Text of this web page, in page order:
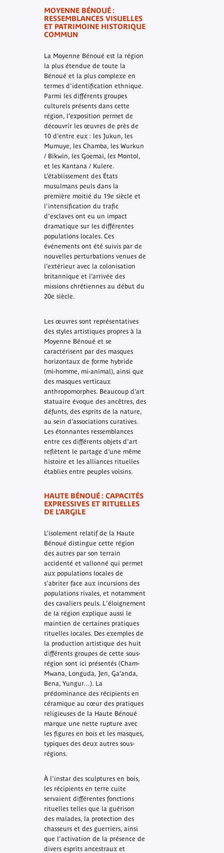
MOYENNE BÉNOUÉ :
RESSEMBLANCES VISUELLES
ET PATRIMOINE HISTORIQUE
COMMUN
La Moyenne Bénoué est la région
la plus étendue de toute la
Bénoué et la plus complexe en
termes d’identification ethnique.
Parmi les différents groupes
culturels présents dans cette
région, l’exposition permet de
découvrir les œuvres de près de
10 d’entre eux : les Jukun, les
Mumuye, les Chamba, les Wurkun
/ Bikwin, les Goemai, les Montol,
et les Kantana / Kulere.
L’établissement des États
musulmans peuls dans la
première moitié du 19e siècle et
l'intensification du trafic
d'esclaves ont eu un impact
dramatique sur les différentes
populations locales. Ces
événements ont été suivis par de
nouvelles perturbations venues de
l’extérieur avec la colonisation
britannique et l’arrivée des
missions chrétiennes au début du
20e siècle.
Les œuvres sont représentatives
des styles artistiques propres à la
Moyenne Bénoué et se
caractérisent par des masques
horizontaux de forme hybride
(mi-homme, mi-animal), ainsi que
des masques verticaux
anthropomorphes. Beaucoup d’art
statuaire évoque des ancêtres, des
défunts, des esprits de la nature,
au sein d’associations curatives.
Les étonnantes ressemblances
entre ces différents objets d'art
reflètent le partage d’une même
histoire et les alliances rituelles
établies entre peuples voisins.
HAUTE BÉNOUÉ : CAPACITÉS
EXPRESSIVES ET RITUELLES
DE L’ARGILE
L’isolement relatif de la Haute
Bénoué distingue cette région
des autres par son terrain
accidenté et vallonné qui permet
aux populations locales de
s'abriter face aux incursions des
populations rivales, et notamment
des cavaliers peuls. L'éloignement
de la région explique aussi le
maintien de certaines pratiques
rituelles locales. Des exemples de
la production artistique des huit
différents groupes de cette sous-
région sont ici présentés (Cham-
Mwana, Longuda, Jen, Ga’anda,
Bena, Yungur…). La
prédominance des récipients en
céramique au cœur des pratiques
religieuses de la Haute Bénoué
marque une nette rupture avec
les figures en bois et les masques,
typiques des deux autres sous-
régions.
À l'instar des sculptures en bois,
les récipients en terre cuite
servaient différentes fonctions
rituelles telles que la guérison
des malades, la protection des
chasseurs et des guerriers, ainsi
que l'activation de la présence de
divers esprits ancestraux et